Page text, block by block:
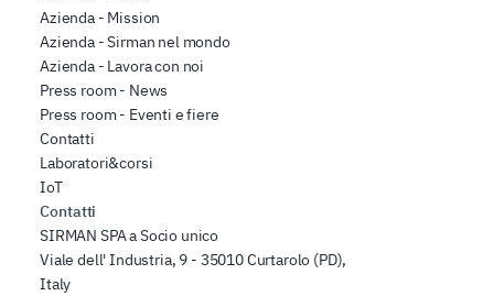
Azienda - Mission
Azienda - Sirman nel mondo
Azienda - Lavora con noi
Press room - News
Press room - Eventi e fiere
Contatti
Laboratori&corsi
IoT
Contatti
SIRMAN SPA a Socio unico
Viale dell' Industria, 9 - 35010 Curtarolo (PD),
Italy